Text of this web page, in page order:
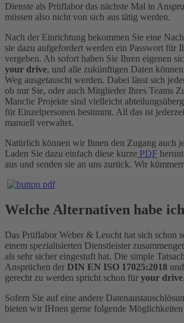
Dienste als Prüflabor das nächste Mal in
müssen also nicht von sich aus tätig werden.
Nach der Einrichtung bekommen Sie eine
sie dazu aufgefordert werden ein Passwort für
vergeben. Ab sofort haben Sie Ihren eigenen
your drive, und alle zukünftigen Daten
Weg ausgetauscht werden. Dabei lässt sich
ob nur Sie, oder auch Mitglieder Ihres Teams
Manche Projekte sind vielleicht
für Einzelpersonen bestimmt. All das ist
manuell verwaltet.
Natürlich können wir Ihnen den Zugang auch
Laden Sie dazu einfach diese kurze PDF
aus und senden sie an uns zurück. Wir
Welche Alternativen habe
Das Prüflabor Weber & Leucht hat sich schon
einem spezialisierten Dienstleister
als sehr sicher eingestuft hat. Die simple
Ansprüchen der DIN EN ISO 17025:2018
gerecht zu werden spricht schon für your drive.
Sofern Sie auf eine andere
bieten wir IHnen gerne folgende Möglichkeiten